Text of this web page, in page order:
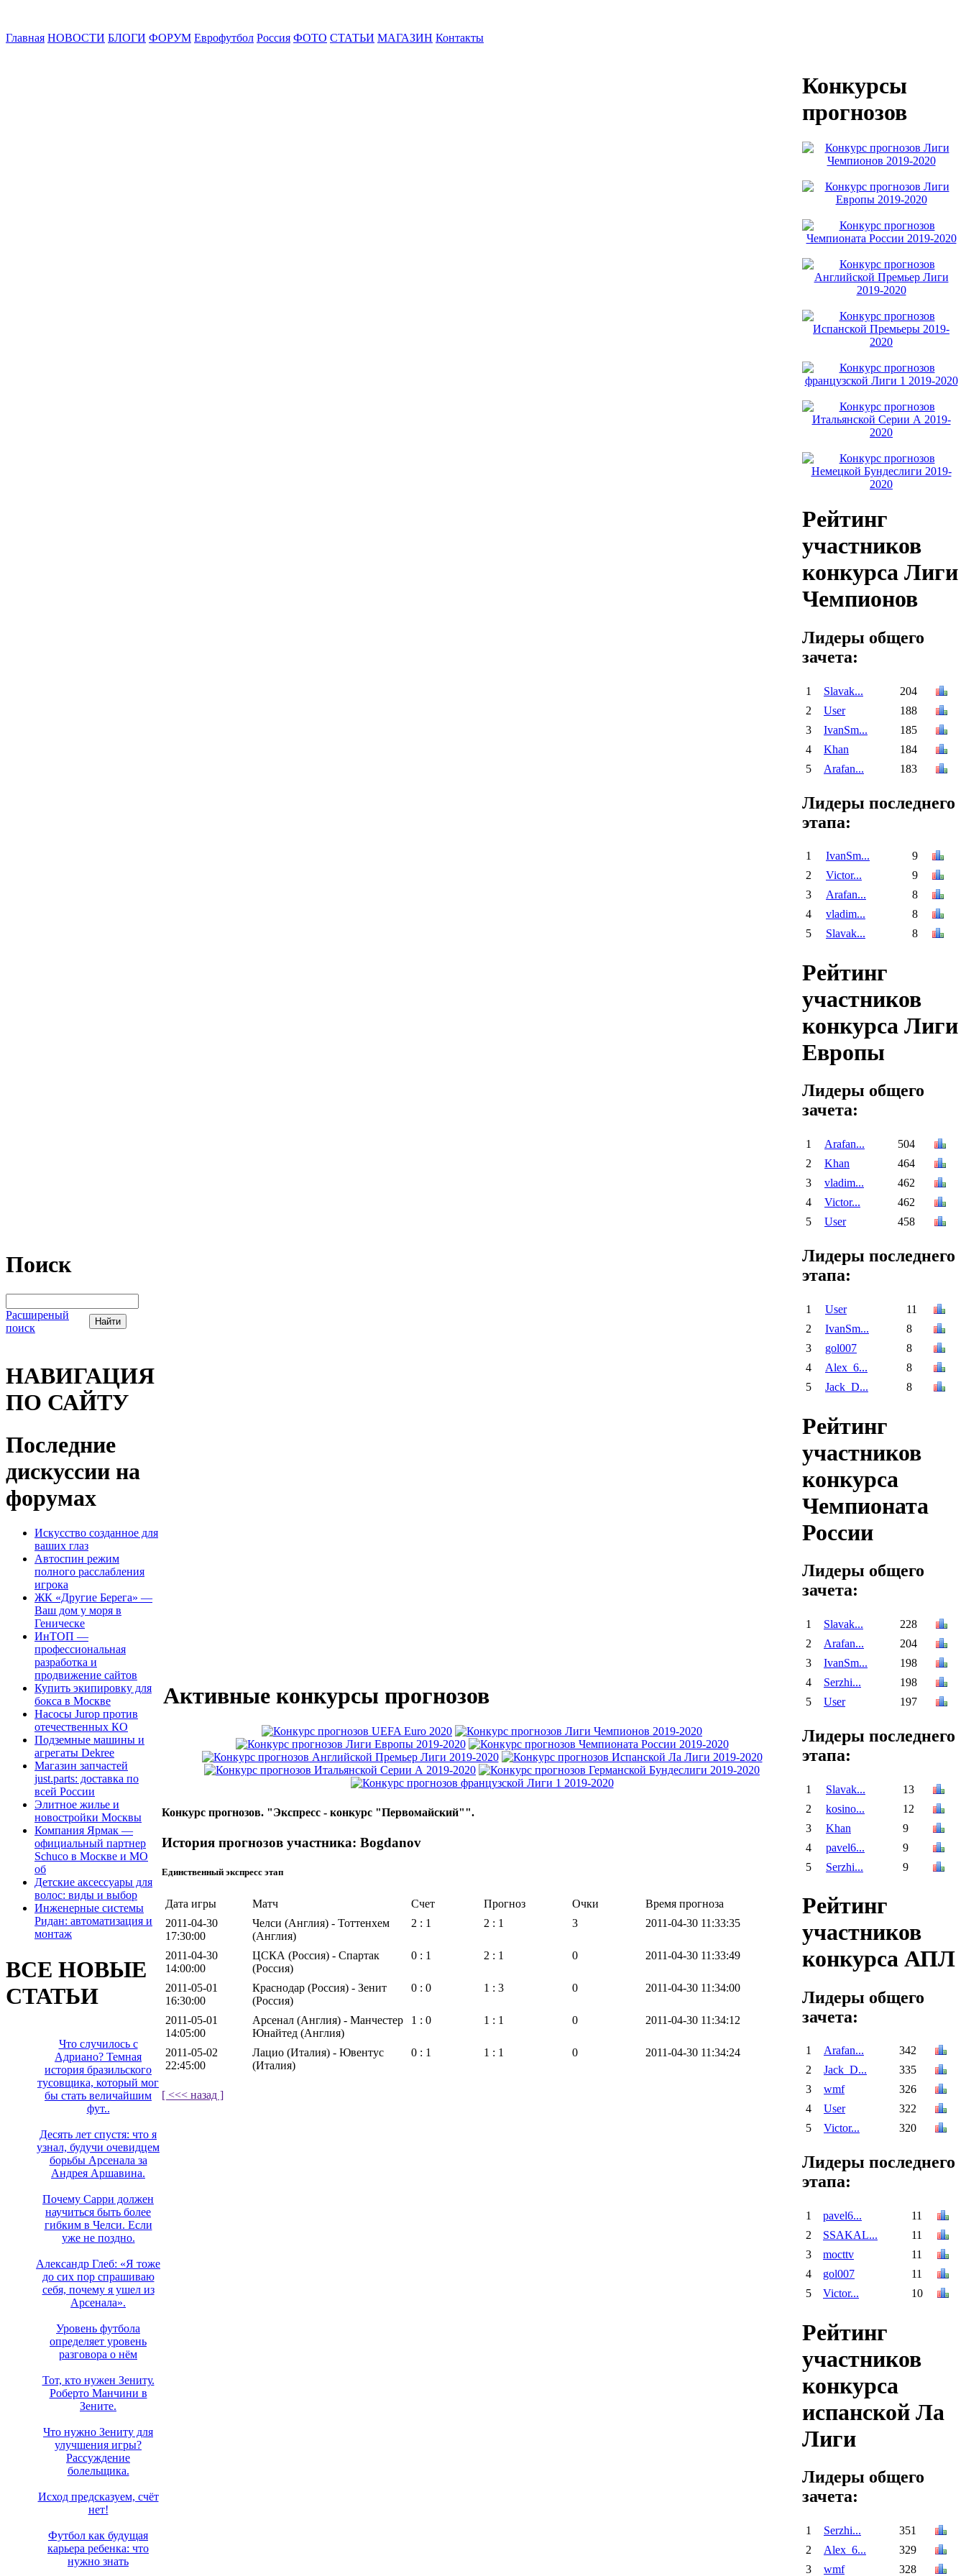
Главная НОВОСТИ БЛОГИ ФОРУМ Еврофутбол Россия ФОТО СТАТЬИ МАГАЗИН Контакты
Поиск
Расширеный
поиск
НАВИГАЦИЯ
ПО САЙТУ
Последние
дискуссии на
форумах
Искусство созданное для
ваших глаз
Автоспин режим
полного расслабления
игрока
ЖК «Другие Берега» —
Ваш дом у моря в
Геническе
ИнТОП —
профессиональная
разработка и
продвижение сайтов
Купить экипировку для
бокса в Москве
Насосы Jurop против
отечественных КО
Подземные машины и
агрегаты Dekree
Магазин запчастей
just.parts: доставка по
всей России
Элитное жилье и
новостройки Москвы
Компания Ярмак —
официальный партнер
Schuco в Москве и МО
об
Детские аксессуары для
волос: виды и выбор
Инженерные системы
Ридан: автоматизация и
монтаж
ВСЕ НОВЫЕ
СТАТЬИ
Что случилось с
Адриано? Темная
история бразильского
тусовщика, который мог
бы стать величайшим
фут..
Десять лет спустя: что я
узнал, будучи очевидцем
борьбы Арсенала за
Андрея Аршавина.
Почему Сарри должен
научиться быть более
гибким в Челси. Если
уже не поздно.
Александр Глеб: «Я тоже
до сих пор спрашиваю
себя, почему я ушел из
Арсенала».
Уровень футбола
определяет уровень
разговора о нём
Тот, кто нужен Зениту.
Роберто Манчини в
Зените.
Что нужно Зениту для
улучшения игры?
Рассуждение
болельщика.
Исход предсказуем, счёт
нет!
Футбол как будущая
карьера ребенка: что
нужно знать
Активные конкурсы прогнозов
Конкурс прогнозов. "Экспресс - конкурс "Первомайский"".
История прогнозов участника: Bogdanov
Единственный экспресс этап
Дата игры Матч Счет Прогноз Очки
Время прогноза
2011-04-30
17:30:00
Челси (Англия) - Тоттенхем
(Англия)
2 : 1 2 : 1 3 2011-04-30 11:33:35
2011-04-30
14:00:00
ЦСКА (Россия) - Спартак
(Россия)
0 : 1 2 : 1 0 2011-04-30 11:33:49
2011-05-01
16:30:00
Краснодар (Россия) - Зенит
(Россия)
0 : 0 1 : 3 0 2011-04-30 11:34:00
2011-05-01
14:05:00
Арсенал (Англия) - Манчестер
Юнайтед (Англия)
1 : 0 1 : 1 0 2011-04-30 11:34:12
2011-05-02
22:45:00
Лацио (Италия) - Ювентус
(Италия)
0 : 1 1 : 1 0 2011-04-30 11:34:24
[ <<< назад ]
Конкурсы
прогнозов
Рейтинг
участников
конкурса Лиги
Чемпионов
Лидеры общего
зачета:
1 Slavak...
204
2
User
188
3
IvanSm...
185
4
Khan
184
5
Arafan... 183
Лидеры последнего
этапа:
1 IvanSm...
9
2
Victor...
9
3
Arafan...
8
4
vladim...
8
5
Slavak... 8
Рейтинг
участников
конкурса Лиги
Европы
Лидеры общего
зачета:
1 Arafan...
504
2
Khan
464
3
vladim...
462
4
Victor...
462
5
User 458
Лидеры последнего
этапа:
1 User
11
2
IvanSm...
8
3
gol007
8
4
Alex_6...
8
5
Jack_D... 8
Рейтинг
участников
конкурса
Чемпионата
России
Лидеры общего
зачета:
1 Slavak...
228
2
Arafan...
204
3
IvanSm...
198
4
Serzhi...
198
5
User 197
Лидеры последнего
этапа:
1 Slavak...
13
2
kosino...
12
3
Khan
9
4
pavel6...
9
5
Serzhi... 9
Рейтинг
участников
конкурса АПЛ
Лидеры общего
зачета:
1 Arafan...
342
2
Jack_D...
335
3
wmf
326
4
User
322
5
Victor... 320
Лидеры последнего
этапа:
1 pavel6...
11
2
SSAKAL...
11
3
mocttv
11
4
gol007
11
5
Victor... 10
Рейтинг
участников
конкурса
испанской Ла
Лиги
Лидеры общего
зачета:
1 Serzhi...
351
2
Alex_6...
329
3
wmf 328